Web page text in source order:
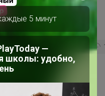
футболки,
115.7K
5 минут
—
школы: удобно,